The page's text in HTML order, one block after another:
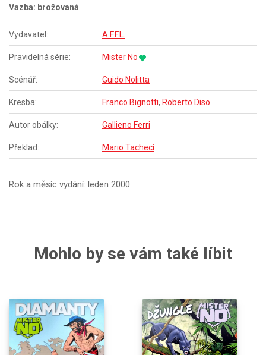
Vazba: brožovaná
Vydavatel: A.F.F.L.
Pravidelná série: Mister No
Scénář: Guido Nolitta
Kresba: Franco Bignotti, Roberto Diso
Autor obálky: Gallieno Ferri
Překlad: Mario Tachecí
Rok a měsíc vydání: leden 2000
Mohlo by se vám také líbit